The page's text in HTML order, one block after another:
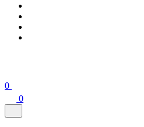
0
0